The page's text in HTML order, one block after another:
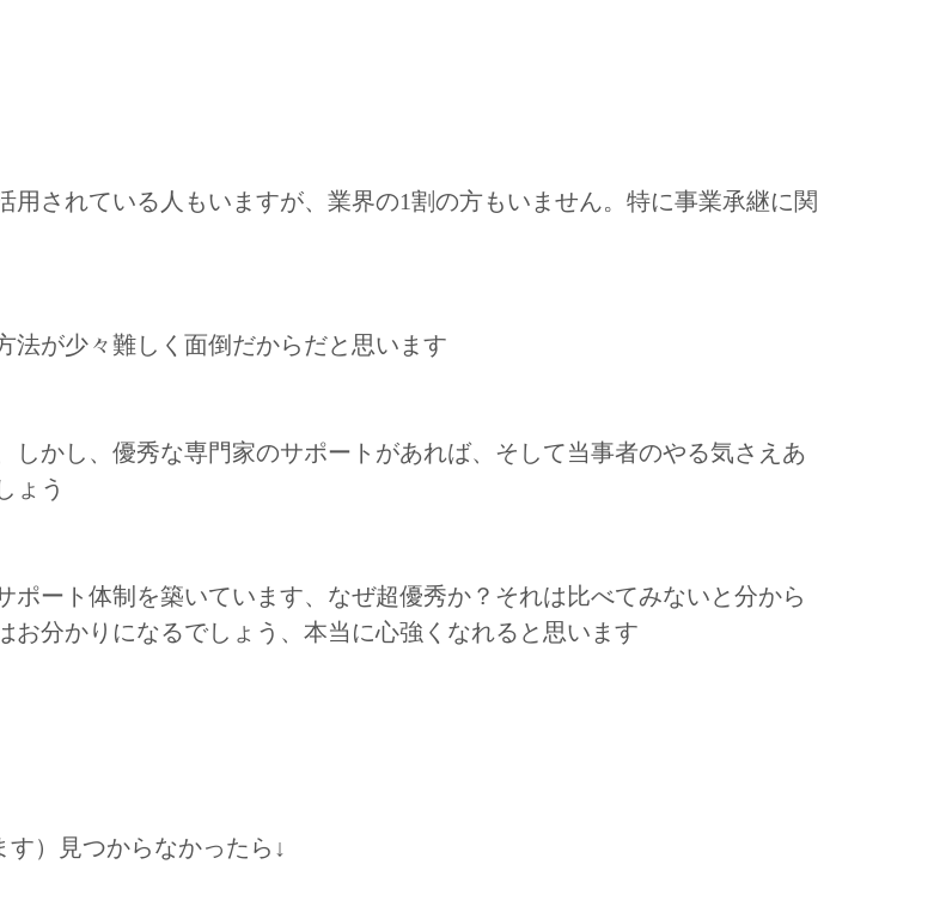
用されている人もいますが、業界の1割の方もいません。特に事業承継に関
法が少々難しく面倒だからだと思います
かし、優秀な専門家のサポートがあれば、そして当事者のやる気さえあ
ょう
ート体制を築いています、なぜ超優秀か？それは比べてみないと分から
分かりになるでしょう、本当に心強くなれると思います
す）見つからなかったら↓